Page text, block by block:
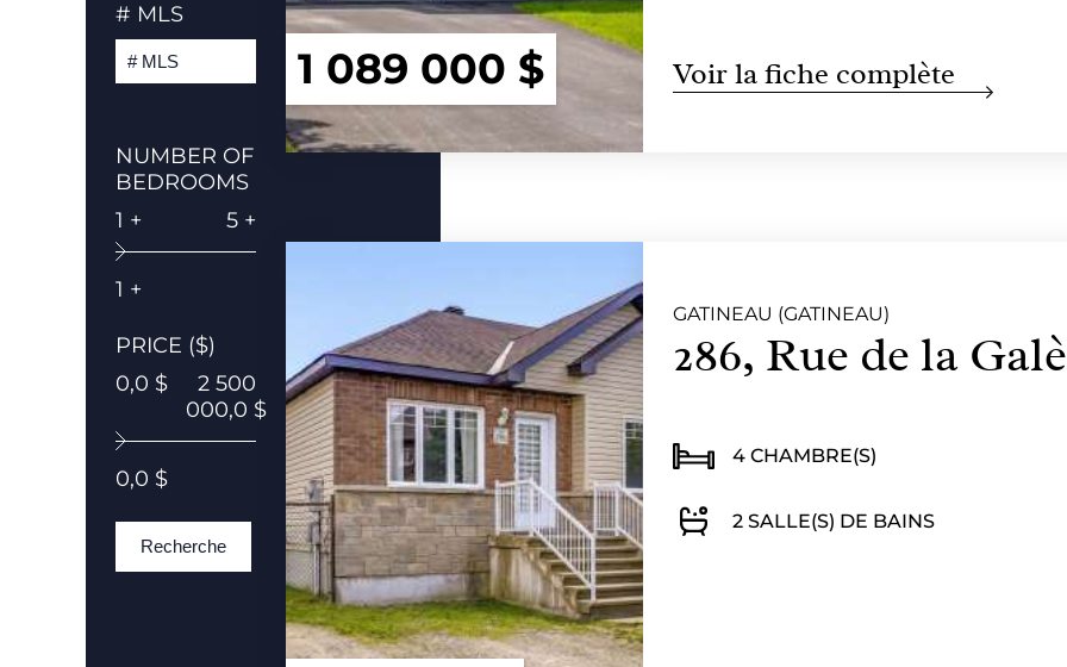
# MLS
NUMBER OF
BEDROOMS
1 +
5 +
1 +
PRICE ($)
0,0 $
2 500
000,0 $
0,0 $
Recherche
1 089 000 $ Voir la fiche complète
GATINEAU (GATINEAU)
286, Rue de la
4 CHAMBRE(S)
2 SALLE(S) DE BAINS